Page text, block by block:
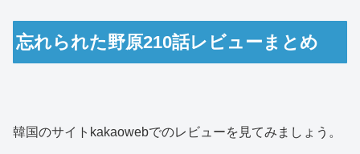
忘れられた野原210話レビューまとめ
韓国のサイトkakaowebでのレビューを見てみましょう。